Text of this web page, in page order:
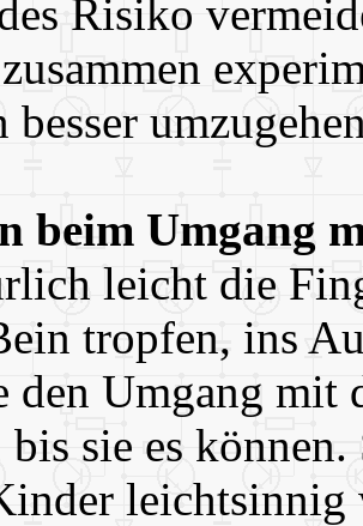
Risiko
besser
beim Umgang
leicht die
tropfen, ins
den Umgang
sie es
leichtsinnig